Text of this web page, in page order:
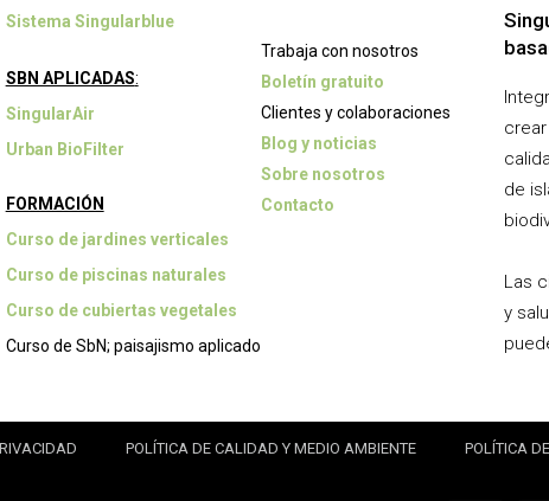
Sistema Singularblue
SBN APLICADAS:
SingularAir
Urban BioFilter
FORMACIÓN
Curso de jardines verticales
Curso de piscinas naturales
Curso de cubiertas vegetales
Curso de SbN; paisajismo aplicado
Trabaja con nosotros
Boletín gratuito
Clientes y colaboraciones
Blog y noticias
Sobre nosotros
Contacto
de
Las
y
POLÍTICA DE CALIDAD Y MEDIO AMBIENTE POLÍTICA